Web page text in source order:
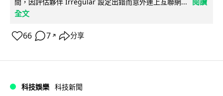
全文
66 7 ↗ 分享
科技娛樂 科技新聞